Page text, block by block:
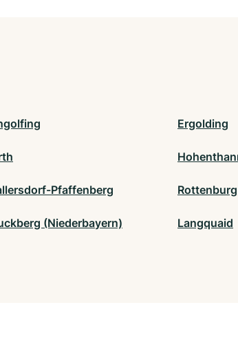
Ergolding
Pfaffenberg
(Niederbayern) Langquaid